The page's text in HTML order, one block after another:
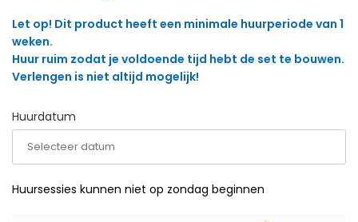
Let op! Dit product heeft een minimale huurperiode van 1
weken.
Huur ruim zodat je voldoende tijd hebt de set te bouwen.
Verlengen is niet altijd mogelijk!
Huurdatum
Huursessies kunnen niet op zondag beginnen